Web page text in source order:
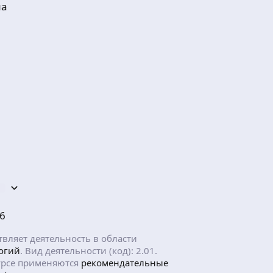
деятельность в области
. Вид деятельности (код): 2.01.
применяются рекомендательные